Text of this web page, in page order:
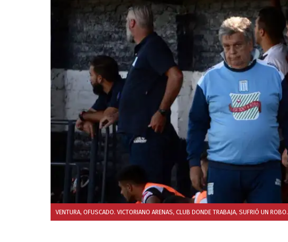
VENTURA, OFUSCADO. VICTORIANO ARENAS, CLUB DONDE TRABAJA, SUFRIÓ UN ROBO.